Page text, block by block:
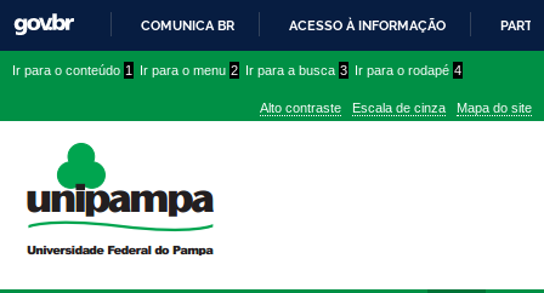
PARA
CONTEÚDO
COMUNICA BR ACESSO À INFORMAÇÃO
conteúdo
menu
superior
menu
Ir para o conteúdo 1 Ir para o menu 2 Ir para a busca 3 Ir para o rodapé 4
Alto contraste Escala de cinza Mapa do site